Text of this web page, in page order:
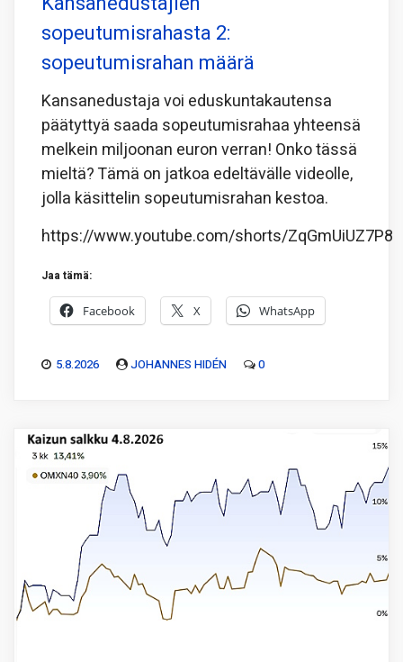
sopeutumisrahasta 2:
sopeutumisrahan määrä
Kansanedustaja voi eduskuntakautensa
päätyttyä saada sopeutumisrahaa yhteensä
melkein miljoonan euron verran! Onko tässä
mieltä? Tämä on jatkoa edeltävälle videolle,
jolla käsittelin sopeutumisrahan kestoa.
https://www.youtube.com/shorts/ZqGmUiUZ7P8
Jaa tämä:
Facebook X WhatsApp
5.8.2026 JOHANNES HIDÉN 0